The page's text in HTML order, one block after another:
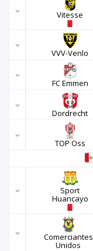
Vitesse
VVV-Venlo
FC Emmen
Dordrecht
TOP Oss
Sport
Huancayo
Comerciantes
Unidos